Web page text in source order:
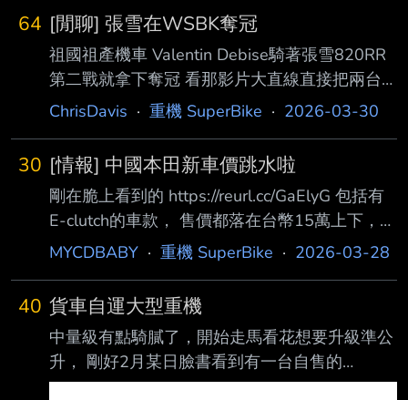
會很震或動力不夠 如果沒有便宜的檔車後座好
坐的話，就只能為了把到妹的屁股含淚選擇速可
達了，速可達也不錯有國產的相對便宜又方便 --
64 [閒聊] 張雪在WSBK奪冠
祖國祖產機車 Valentin Debise騎著張雪820RR
第二戰就拿下奪冠 看那影片大直線直接把兩台
YAMAHA吞掉超扯== 要變成國產一代神車惹嗎
change ups. Don't @ me please. by ithrow88 -
-
ChrisDavis · 重機 SuperBike · 2026-03-30
30 [情報] 中國本田新車價跳水啦
剛在脆上看到的 https://reurl.cc/GaElyG 包括有
E-clutch的車款， 售價都落在台幣15萬上下，
幾乎是只要台灣1/3價格， 就算是13年要報廢，
舊大概30萬跑不掉， 只能說張雪真的二輪市場
瘋子， 致敬+內卷的極致， 就是逼著原廠一起卷
下去。 -- 跟喜不喜歡無關，重點是沒人想當盤
子吧 主要本土廠商競爭力不足， 如果夠力，你
MYCDBABY · 重機 SuperBike · 2026-03-28
40 貨車自運大型重機
中量級有點騎膩了，開始走馬看花想要升級準公
升， 剛好2月某日臉書看到有一台自售的
Z900RS， 年份、里程、價格都不錯，馬上私訊